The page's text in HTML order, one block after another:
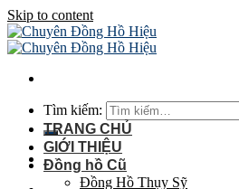
Skip to content
Tìm kiếm:
TRANG CHỦ
GIỚI THIỆU
Đồng hồ Cũ
Đồng Hồ Thụy Sỹ